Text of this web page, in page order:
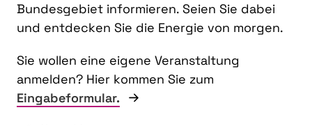
Bundesgebiet informieren. Seien Sie dabei
und entdecken Sie die Energie von morgen.
Sie wollen eine eigene Veranstaltung
anmelden? Hier kommen Sie zum
Eingabeformular.